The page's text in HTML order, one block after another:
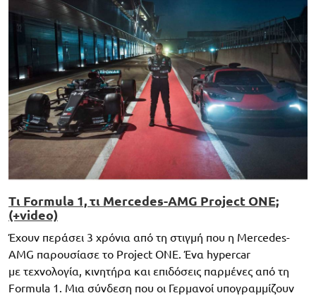
Τι Formula 1, τι Mercedes-AMG Project ONE;
(+video)
Έχουν περάσει 3 χρόνια από τη στιγμή που η Mercedes-
AMG παρουσίασε το Project ONE. Ένα hypercar
με τεχνολογία, κινητήρα και επιδόσεις παρμένες από τη
Formula 1. Μια σύνδεση που οι Γερμανοί υπογραμμίζουν